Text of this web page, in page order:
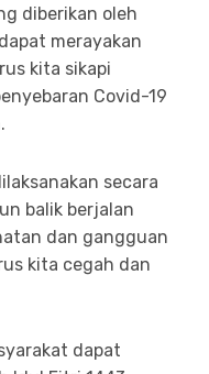
diberikan oleh
merayakan
kita sikapi
Covid-19
secara
balik berjalan
dan gangguan
kita cegah dan
dapat